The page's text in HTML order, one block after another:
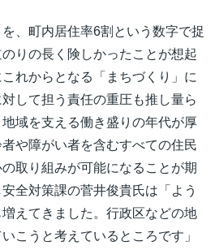
、町内居住率6割という数字で捉
りの長く険しかったことが想起
れからとなる「まちづくり」に
して担う責任の重圧も推し量ら
域を支える働き盛りの年代が厚
や障がい者を含むすべての住民
取り組みが可能になることが期
全対策課の菅井俊貴氏は「よう
えてきました。行政区などの地
こうと考えているところです」